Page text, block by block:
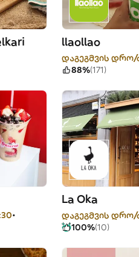
llaollao
დაგეგმვის დრო/
88%(171)
La Oka
დაგეგმვის დრო/
100%(10)